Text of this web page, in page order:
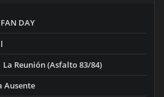
DAY
Reunión (Asfalto 83/84)
Ausente